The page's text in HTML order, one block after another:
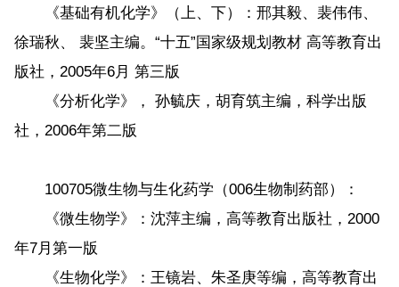
《基础有机化学》（上、下）：邢其毅、裴伟伟、
徐瑞秋、 裴坚主编。“十五”国家级规划教材 高等教育出
版社，2005年6月 第三版
《分析化学》， 孙毓庆，胡育筑主编，科学出版
社，2006年第二版
100705微生物与生化药学（006生物制药部）：
《微生物学》：沈萍主编，高等教育出版社，2000
年7月第一版
《生物化学》：王镜岩、朱圣庚等编，高等教育出